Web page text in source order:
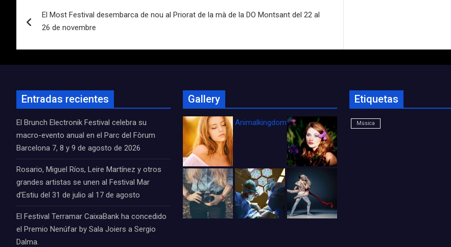
de
entradas
El Most Festival desembarca de nou al Priorat de la mà de la DO Montsant del 22 al
26 de novembre
Entradas recientes
El Brunch Electronik Festival celebra su
macro-evento anual en el Parc del Fòrum
Barcelona 7, 8 y 9 de agosto de 2026
Rosario, Miguel Ríos, Leire Martínez y otros
grandes artistas se unen al Festival Mar
d’Estiu del 31 de julio al 17 de agosto
El Festival Terramar CaixaBank ha concedido
el Premio Nenúfar by Sala Joiers a Sergio
Dalma.
Gallery
Animalkingdom_FichaCine
Etiquetas
Música